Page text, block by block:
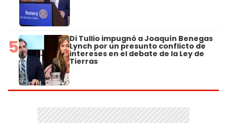
5 Di Tullio impugnó a Joaquín Benegas
Lynch por un presunto conflicto de
intereses en el debate de la Ley de
Tierras